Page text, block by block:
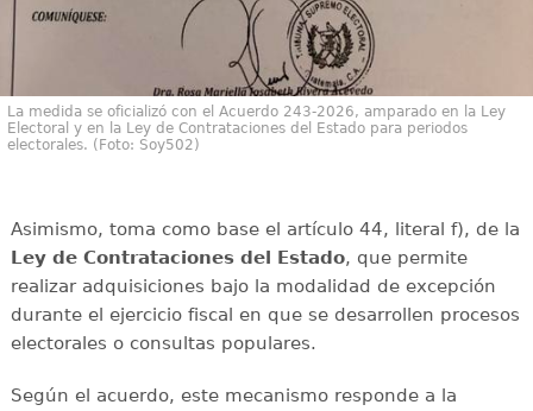
La medida se oficializó con el Acuerdo 243-2026, amparado en la Ley
Electoral y en la Ley de Contrataciones del Estado para periodos
electorales. (Foto: Soy502)
Asimismo, toma como base el artículo 44, literal f), de la
Ley de Contrataciones del Estado, que permite
realizar adquisiciones bajo la modalidad de excepción
durante el ejercicio fiscal en que se desarrollen procesos
electorales o consultas populares.
Según el acuerdo, este mecanismo responde a la